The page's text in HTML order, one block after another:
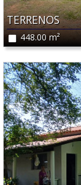
TERRENOS
448.00 m²